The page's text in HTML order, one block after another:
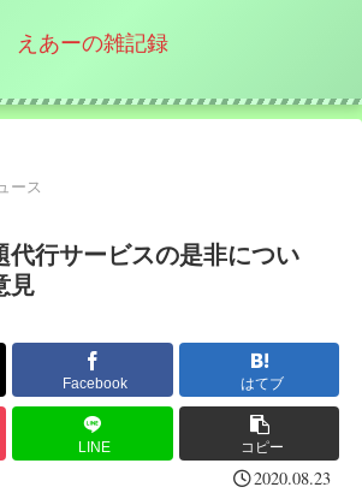
えあーの雑記録
ース
代行サービスの是非につい
見
Facebook はてブ
LINE コピー
2020.08.23